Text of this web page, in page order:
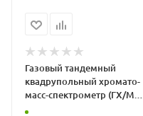
Газовый тандемный
квадрупольный хромато-
масс-спектрометр (ГХ/МС/
МС) GCMS-TQ8050